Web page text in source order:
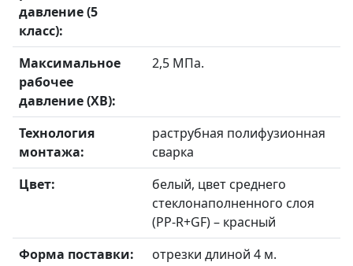
давление (5
класс):
Максимальное
рабочее
давление (ХВ):
2,5 МПа.
Технология
монтажа:
раструбная полифузионная
сварка
Цвет:
белый, цвет среднего
стеклонаполненного слоя
(PP-R+GF) – красный
Форма поставки:
отрезки длиной 4 м.